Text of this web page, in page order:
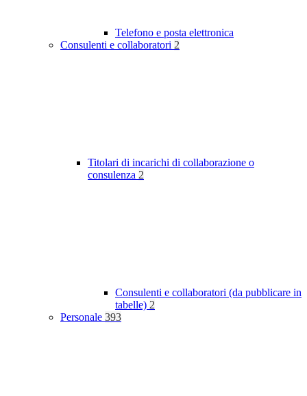
Telefono e posta elettronica
Consulenti e collaboratori 2
Titolari di incarichi di collaborazione o
consulenza 2
Consulenti e collaboratori (da pubblicare in
tabelle) 2
Personale 393